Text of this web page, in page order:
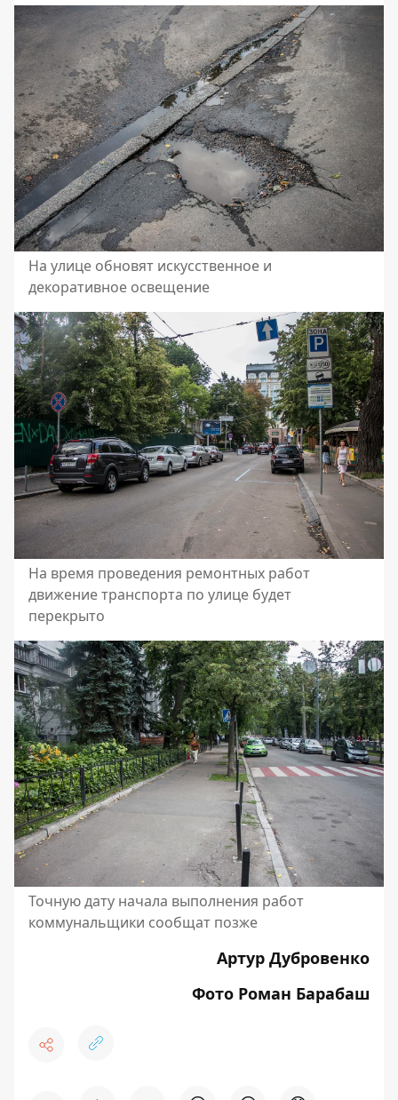
На улице обновят искусственное и
декоративное освещение
На время проведения ремонтных работ
движение транспорта по улице будет
перекрыто
Точную дату начала выполнения работ
коммунальщики сообщат позже
Артур Дубровенко
Фото Роман Барабаш